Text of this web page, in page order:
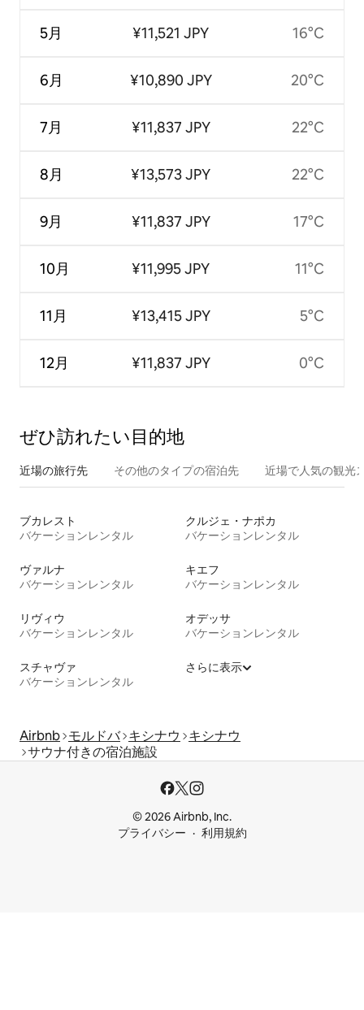
5月
6月
7月
8月
9月
10月
11月
12月
¥11,521 JPY
¥10,890 JPY
¥11,837 JPY
¥13,573 JPY
¥11,837 JPY
¥11,995 JPY
¥13,415 JPY
¥11,837 JPY
16°C
20°C
22°C
22°C
17°C
11°C
5°C
0°C
ぜひ訪⁠れ⁠た⁠い目⁠的⁠地
近場の旅行先 その他のタ⁠イ⁠プ⁠の宿⁠泊⁠先 近場で人気の観光
ブカレスト
バケーションレンタル
クルジェ・ナポカ
バケーションレンタル
ヴァルナ
バケーションレンタル
キエフ
バケーションレンタル
リヴィウ
バケーションレンタル
オデッサ
バケーションレンタル
スチャヴァ
バケーションレンタル
さらに表示
Airbnb モルドバ キシナウ
キシナウ
サウナ付きの宿泊施設
© 2026 Airbnb, Inc.
プライバシー
利用規約